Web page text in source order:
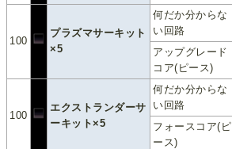
100
プラズマサーキット
×5
何だか分からな
い回路
アップグレード
コア(ピース)
100
エクストランダーサ
ーキット×5
何だか分からな
い回路
フォースコア(ピ
ース)